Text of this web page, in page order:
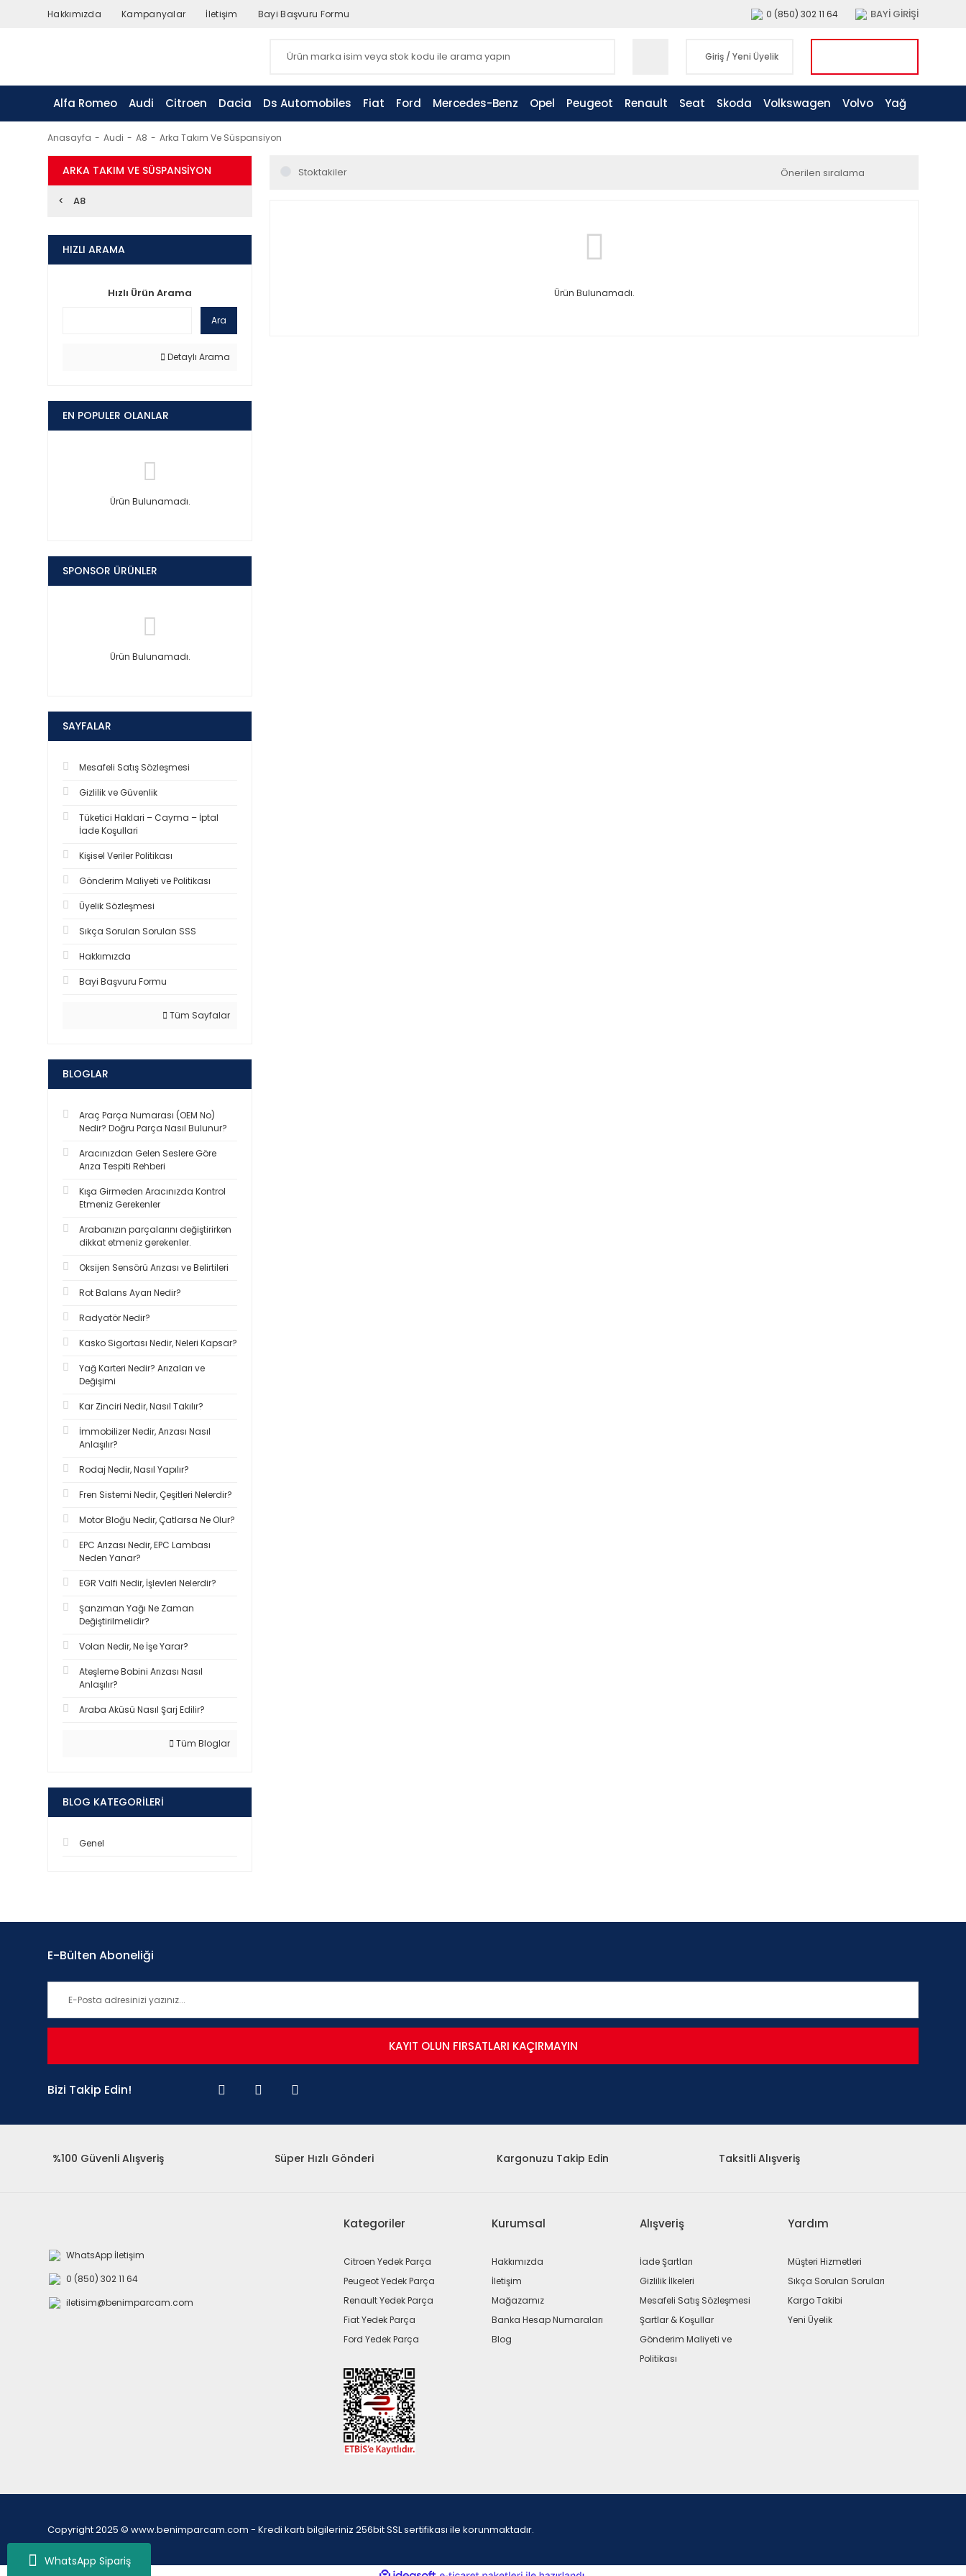
WhatsApp Sipariş
Hakkımızda Kampanyalar İletişim Bayi Başvuru Formu 0 (850) 302 11 64 BAYİ GİRİŞİ
Giriş / Yeni Üyelik
Alfa Romeo Audi Citroen Dacia Ds Automobiles Fiat Ford Mercedes-Benz Opel Peugeot Renault Seat Skoda Volkswagen Volvo Yağ
Anasayfa Audi A8 Arka Takım Ve Süspansiyon
ARKA TAKIM VE SÜSPANSIYON
A8
HIZLI ARAMA
Hızlı Ürün Arama
Ara
Detaylı Arama
EN POPULER OLANLAR
Ürün Bulunamadı.
SPONSOR ÜRÜNLER
Ürün Bulunamadı.
SAYFALAR
Mesafeli Satış Sözleşmesi
Gizlilik ve Güvenlik
Tüketici Haklari – Cayma – İptal
İade Koşullari
Kişisel Veriler Politikası
Gönderim Maliyeti ve Politikası
Üyelik Sözleşmesi
Sıkça Sorulan Sorulan SSS
Hakkımızda
Bayi Başvuru Formu
Tüm Sayfalar
BLOGLAR
Araç Parça Numarası (OEM No)
Nedir? Doğru Parça Nasıl Bulunur?
Aracınızdan Gelen Seslere Göre
Arıza Tespiti Rehberi
Kışa Girmeden Aracınızda Kontrol
Etmeniz Gerekenler
Arabanızın parçalarını değiştirirken
dikkat etmeniz gerekenler.
Oksijen Sensörü Arızası ve Belirtileri
Rot Balans Ayarı Nedir?
Radyatör Nedir?
Kasko Sigortası Nedir, Neleri Kapsar?
Yağ Karteri Nedir? Arızaları ve
Değişimi
Kar Zinciri Nedir, Nasıl Takılır?
İmmobilizer Nedir, Arızası Nasıl
Anlaşılır?
Rodaj Nedir, Nasıl Yapılır?
Fren Sistemi Nedir, Çeşitleri Nelerdir?
Motor Bloğu Nedir, Çatlarsa Ne Olur?
EPC Arızası Nedir, EPC Lambası
Neden Yanar?
EGR Valfi Nedir, İşlevleri Nelerdir?
Şanzıman Yağı Ne Zaman
Değiştirilmelidir?
Volan Nedir, Ne İşe Yarar?
Ateşleme Bobini Arızası Nasıl
Anlaşılır?
Araba Aküsü Nasıl Şarj Edilir?
Tüm Bloglar
BLOG KATEGORILERI
Genel
Stoktakiler
Ürün Bulunamadı.
E-Bülten Aboneliği
KAYIT OLUN FIRSATLARI KAÇIRMAYIN
Bizi Takip Edin!
%100 Güvenli Alışveriş Süper Hızlı Gönderi Kargonuzu Takip Edin Taksitli Alışveriş
WhatsApp İletişim
0 (850) 302 11 64
iletisim@benimparcam.com
Kategoriler
Citroen Yedek Parça
Peugeot Yedek Parça
Renault Yedek Parça
Fiat Yedek Parça
Ford Yedek Parça
Kurumsal
Hakkımızda
İletişim
Mağazamız
Banka Hesap Numaraları
Blog
Alışveriş
İade Şartları
Gizlilik İlkeleri
Mesafeli Satış Sözleşmesi
Şartlar & Koşullar
Gönderim Maliyeti ve
Politikası
Yardım
Müşteri Hizmetleri
Sıkça Sorulan Soruları
Kargo Takibi
Yeni Üyelik
Copyright 2025 © www.benimparcam.com - Kredi kartı bilgileriniz 256bit SSL sertifikası ile korunmaktadır.